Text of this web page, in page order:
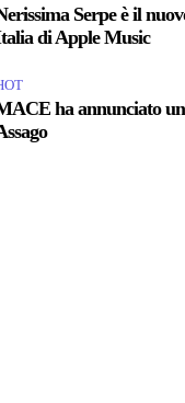
Serpe è il
di Apple Music
ha annunciato